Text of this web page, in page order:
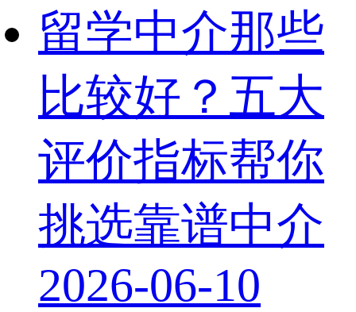
留学中介那些
比较好？五大
评价指标帮你
挑选靠谱中介
2026-06-10